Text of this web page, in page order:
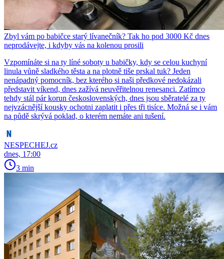
Zbyl vám po babičce starý lívanečník? Tak ho pod 3000 Kč dnes
neprodávejte, i kdyby vás na kolenou prosili
Vzpomínáte si na ty líné soboty u babičky, kdy se celou kuchyní
linula vůně sladkého těsta a na plotně tiše prskal tuk? Jeden
nenápadný pomocník, bez kterého si naši předkové nedokázali
představit víkend, dnes zažívá neuvěřitelnou renesanci. Zatímco
tehdy stál pár korun československých, dnes jsou sběratelé za ty
nejvzácnější kousky ochotni zaplatit i přes tři tisíce. Možná se i vám
na půdě skrývá poklad, o kterém nemáte ani tušení.
NESPECHEJ.cz
dnes, 17:00
3 min